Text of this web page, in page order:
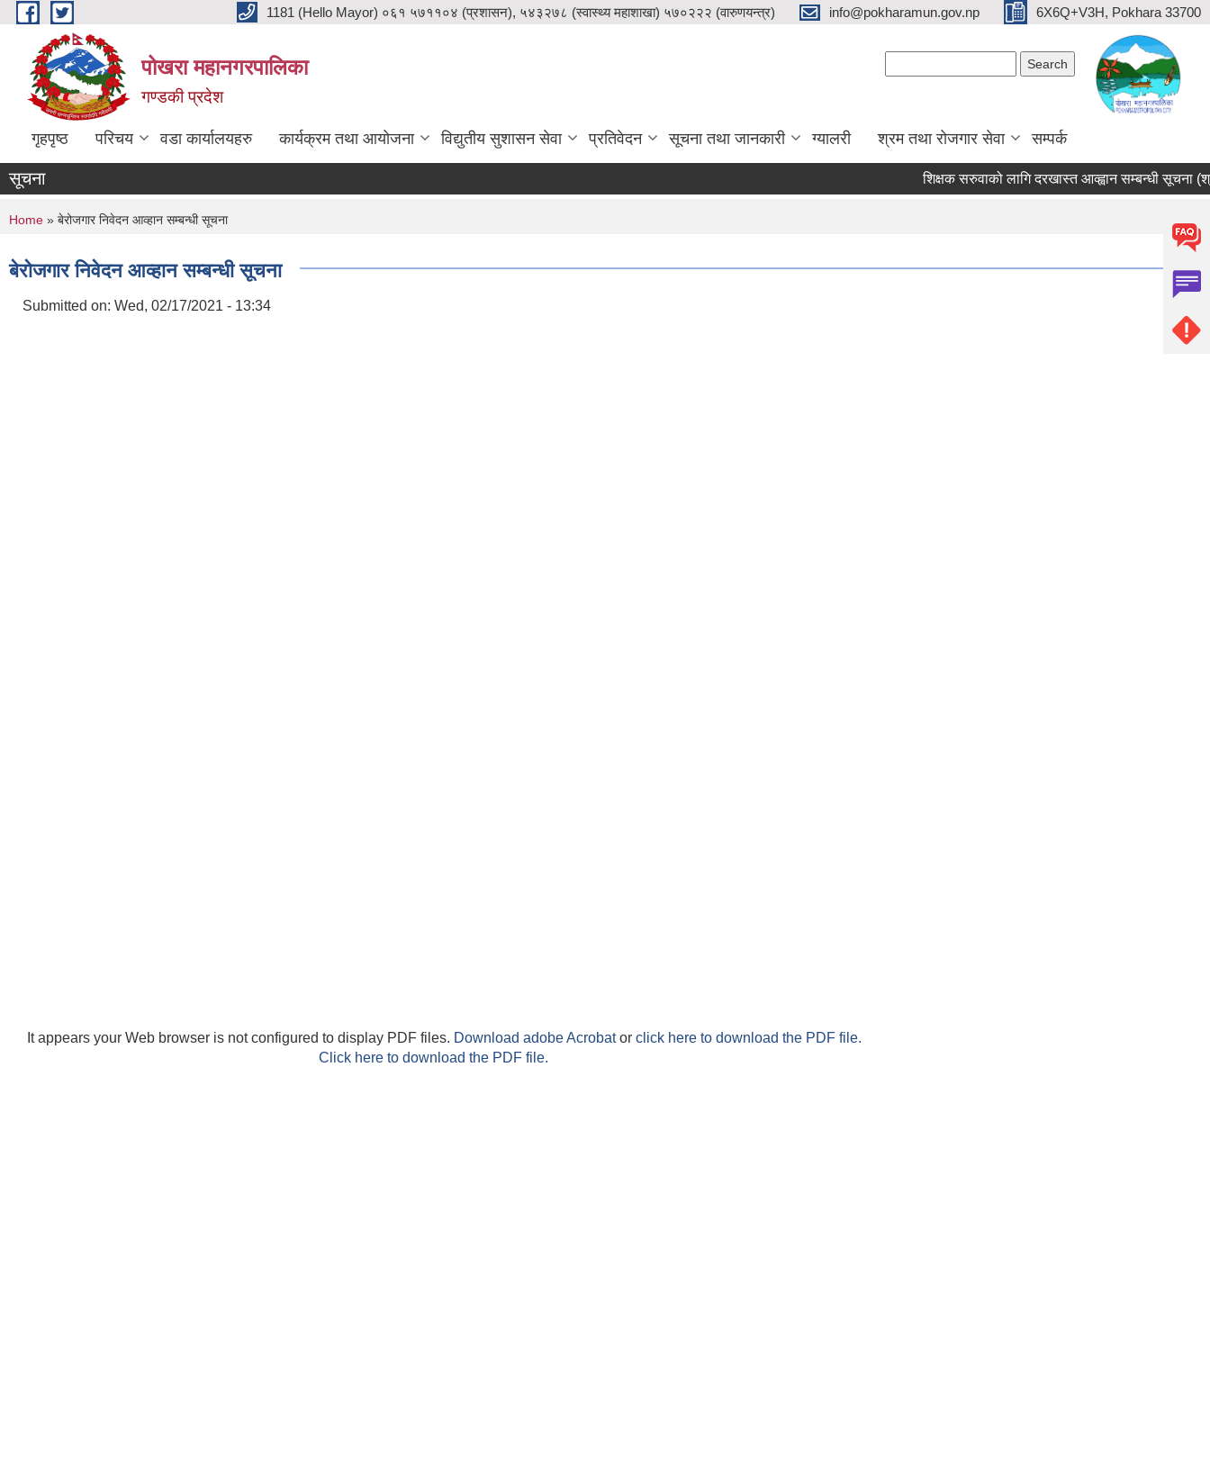
Skip to main content 1181 (Hello Mayor) ०६१ ५७११०४ (प्रशासन), ५४३२७८ (स्वास्थ्य महाशाखा) ५७०२२२ (वारुणयन्त्र) info@pokharamun.gov.np 6X6Q+V3H, Pokhara 33700
पोखरा महानगरपालिका
गण्डकी प्रदेश
गृहपृष्ठ परिचय वडा कार्यालयहरु कार्यक्रम तथा आयोजना विद्युतीय सुशासन सेवा प्रतिवेदन सूचना तथा जानकारी ग्यालरी श्रम तथा रोजगार सेवा सम्पर्क
सूचना शिक्षक सरुवाको लागि दरखास्त आव्ह्वान सम्बन्धी सूचना (श्री
You are here
Home » बेरोजगार निवेदन आव्हान सम्बन्धी सूचना
बेरोजगार निवेदन आव्हान सम्बन्धी सूचना
Submitted on: Wed, 02/17/2021 - 13:34
It appears your Web browser is not configured to display PDF files. Download adobe Acrobator click here to download the PDF file.
Click here to download the PDF file.